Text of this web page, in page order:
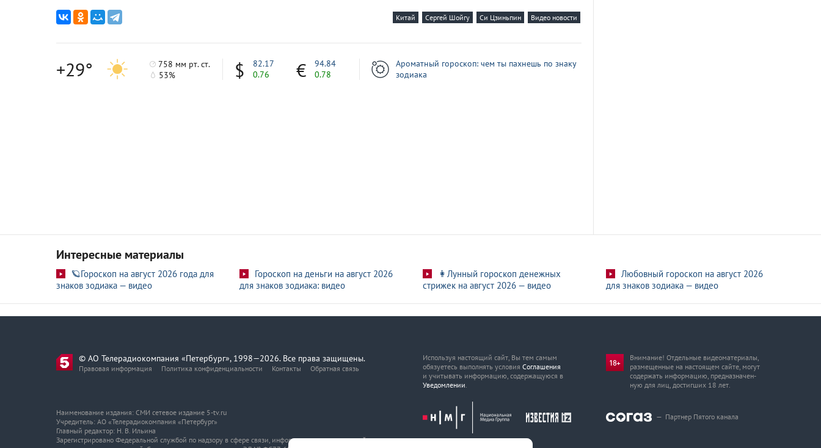
Китай Сергей Шойгу Си Цзиньпин Видео новости
+29°
758 мм рт. ст.
53%
82.17
0.76
94.84
0.78
Ароматный гороскоп: чем ты пахнешь по знаку
зодиака
Интересные материалы
🪐Гороскоп на август 2026 года для
знаков зодиака — видео
Гороскоп на деньги на август 2026
для знаков зодиака: видео
👩Лунный гороскоп денежных
стрижек на август 2026 — видео
Любовный гороскоп на август 2026
для знаков зодиака — видео
© АО Телерадиокомпания «Петербург», 1998—2026. Все права защищены.
Правовая информация Политика конфиденциальности Контакты Обратная связь
Используя настоящий сайт, Вы тем самым
обязуетесь выполнять условия Соглашения
и учитывать информацию, содержащуюся в
Уведомлении.
Внимание! Отдельные видеоматериалы,
размещенные на настоящем сайте, могут
содержать информацию, предназначен­
ную для лиц, достигших 18 лет.
Наименование издания: СМИ сетевое издание 5-tv.ru
Учредитель: АО «Телерадиокомпания «Петербург»
Главный редактор: Н. В. Ильина
Зарегистрировано Федеральной службой по надзору в сфере связи, информационных технологий
— Партнер Пятого канала